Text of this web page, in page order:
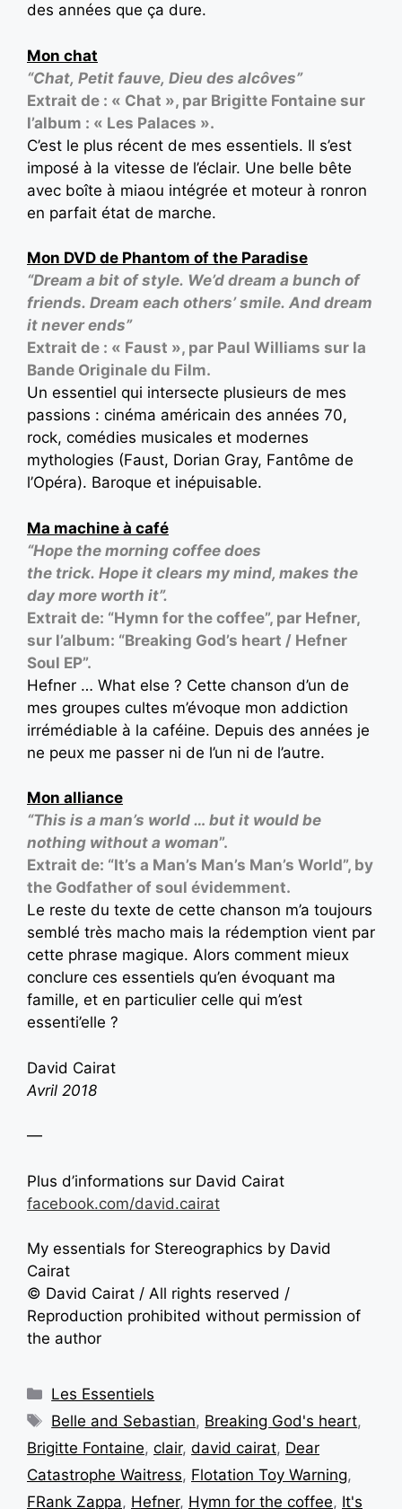
des années que ça dure.
Mon chat
“Chat, Petit fauve, Dieu des alcôves”
Extrait de : « Chat », par Brigitte Fontaine sur
l’album : « Les Palaces ».
C’est le plus récent de mes essentiels. Il s’est
imposé à la vitesse de l’éclair. Une belle bête
avec boîte à miaou intégrée et moteur à ronron
en parfait état de marche.
Mon DVD de Phantom of the Paradise
“Dream a bit of style. We’d dream a bunch of
friends. Dream each others’ smile. And dream
it never ends”
Extrait de : « Faust », par Paul Williams sur la
Bande Originale du Film.
Un essentiel qui intersecte plusieurs de mes
passions : cinéma américain des années 70,
rock, comédies musicales et modernes
mythologies (Faust, Dorian Gray, Fantôme de
l’Opéra). Baroque et inépuisable.
Ma machine à café
“Hope the morning coffee does
the trick. Hope it clears my mind, makes the
day more worth it”.
Extrait de: “Hymn for the coffee”, par Hefner,
sur l’album: “Breaking God’s heart / Hefner
Soul EP”.
Hefner … What else ? Cette chanson d’un de
mes groupes cultes m’évoque mon addiction
irrémédiable à la caféine. Depuis des années je
ne peux me passer ni de l’un ni de l’autre.
Mon alliance
“This is a man’s world … but it would be
nothing without a woman”.
Extrait de: “It’s a Man’s Man’s Man’s World”, by
the Godfather of soul évidemment.
Le reste du texte de cette chanson m’a toujours
semblé très macho mais la rédemption vient par
cette phrase magique. Alors comment mieux
conclure ces essentiels qu’en évoquant ma
famille, et en particulier celle qui m’est
essenti’elle ?
David Cairat
Avril 2018
—
Plus d’informations sur David Cairat
facebook.com/david.cairat
My essentials for Stereographics by David
Cairat
© David Cairat / All rights reserved /
Reproduction prohibited without permission of
the author
Les Essentiels
Belle and Sebastian, Breaking God's heart,
Brigitte Fontaine, clair, david cairat, Dear
Catastrophe Waitress, Flotation Toy Warning,
FRank Zappa, Hefner, Hymn for the coffee, It's